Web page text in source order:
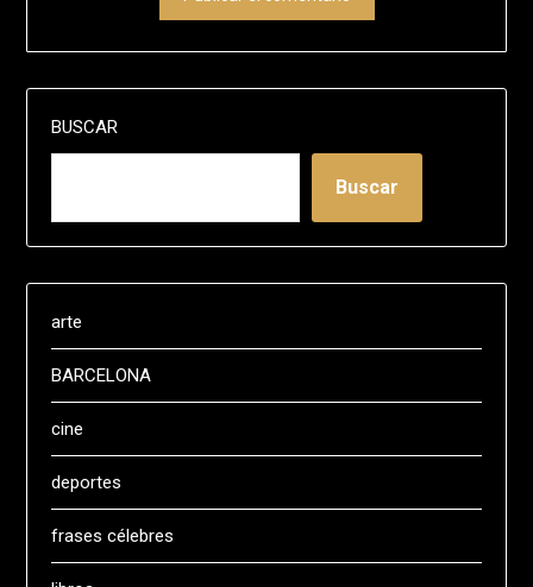
BUSCAR
Buscar
arte
BARCELONA
cine
deportes
frases célebres